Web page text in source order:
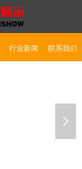
넲
行业新闻 联系我们